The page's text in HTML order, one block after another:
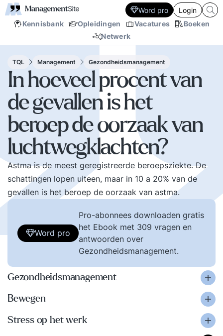
Kennisbank Opleidingen Vacatures
Boeken
Netwerk
Word pro Login
TQL Management Gezondheidsmanagement
In hoeveel procent van
de gevallen is het
beroep de oorzaak van
luchtwegklachten?
Astma is de meest geregistreerde beroepsziekte. De
schattingen lopen uiteen, maar in 10 a 20% van de
gevallen is het beroep de oorzaak van astma.
Word pro
Pro-abonnees downloaden gratis
het Ebook met 309 vragen en
antwoorden over
Gezondheidsmanagement.
Gezondheidsmanagement
Bewegen
Stress op het werk